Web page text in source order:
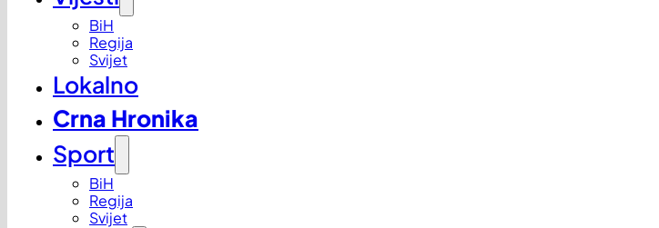
BiH
Regija
Svijet
Lokalno
Crna Hronika
Sport
BiH
Regija
Svijet